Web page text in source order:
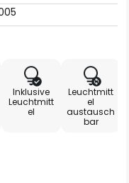
Inklusive
Leuchtmitt
el
Leuchtmitt
el
austausch
bar